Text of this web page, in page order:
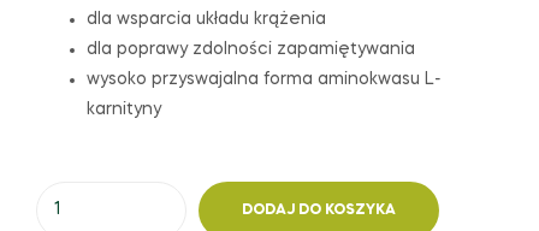
dla wsparcia układu krążenia
dla poprawy zdolności zapamiętywania
wysoko przyswajalna forma aminokwasu L-
karnityny
DODAJ DO KOSZYKA